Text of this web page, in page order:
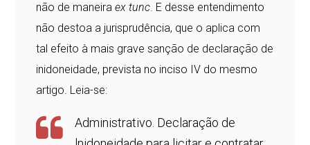
não de maneiraex tunc. E desse entendimento
não destoa a jurisprudência, que o aplica com
tal efeito à mais grave sanção de declaração de
inidoneidade, prevista no inciso IV do mesmo
artigo. Leia-se:
Administrativo. Declaração de